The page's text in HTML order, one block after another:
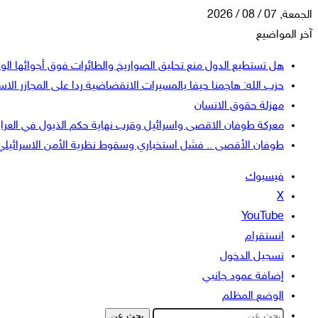
الجمعة, 07 / 08 / 2026
آخر المواضيع
هل تستطيع الدول منع تحليق الصواريخ والطائرات فوق أجوائها
حزب الله: هاجمنا حيفا بالمسيرات الانقضاضية ردا على المجازر
مهزلة حقوق الانسان
معركة طوفان الاقصى واسرائيل وقرب نهاية حكم الذيول في
طوفان الأقصى .. فشل استخباري وسقوط نظرية الأمن
فيسبوك
‫X
‫YouTube
انستقرام
تسجيل الدخول
إضافة عمود جانبي
الوضع المظلم
بحث عن